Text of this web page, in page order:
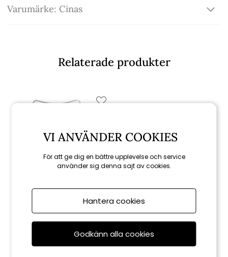
Varumärke: Cinas
Relaterade produkter
Ellen karmstol - vit/teak
2 190 kr
VI ANVÄNDER COOKIES
För att ge dig en bättre upplevelse och service
använder sig denna sajt av cookies.
Hantera cookies
Godkänn alla cookies